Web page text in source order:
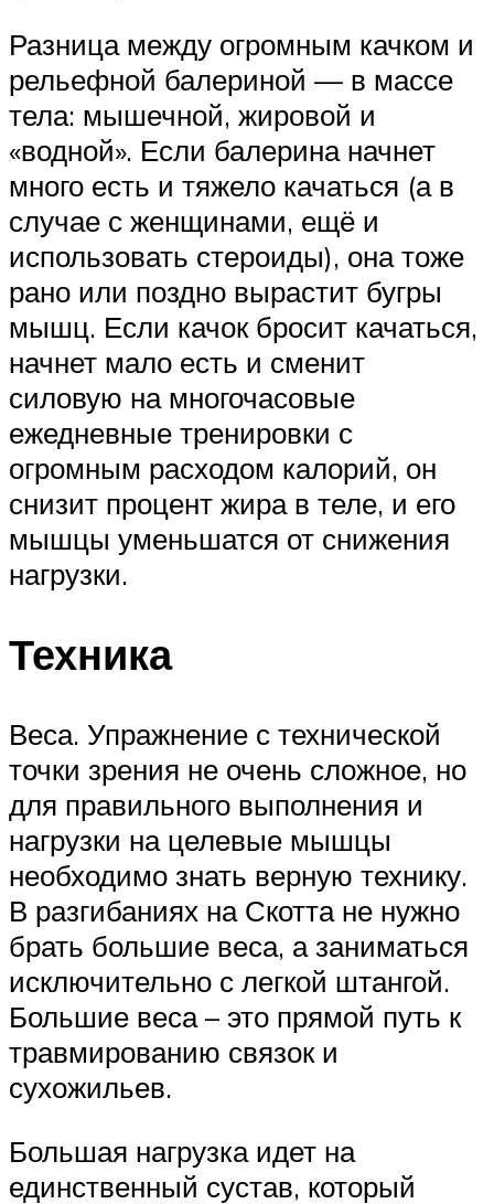
Разница между огромным качком и
рельефной балериной — в массе
тела: мышечной, жировой и
«водной». Если балерина начнет
много есть и тяжело качаться (а в
случае с женщинами, ещё и
использовать стероиды), она тоже
рано или поздно вырастит бугры
мышц. Если качок бросит качаться,
начнет мало есть и сменит
силовую на многочасовые
ежедневные тренировки с
огромным расходом калорий, он
снизит процент жира в теле, и его
мышцы уменьшатся от снижения
нагрузки.
Техника
Веса. Упражнение с технической
точки зрения не очень сложное, но
для правильного выполнения и
нагрузки на целевые мышцы
необходимо знать верную технику.
В разгибаниях на Скотта не нужно
брать большие веса, а заниматься
исключительно с легкой штангой.
Большие веса – это прямой путь к
травмированию связок и
сухожильев.
Большая нагрузка идет на
единственный сустав, который